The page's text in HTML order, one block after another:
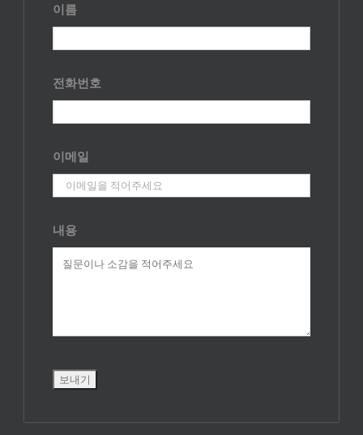
이름
전화번호
이메일
내용